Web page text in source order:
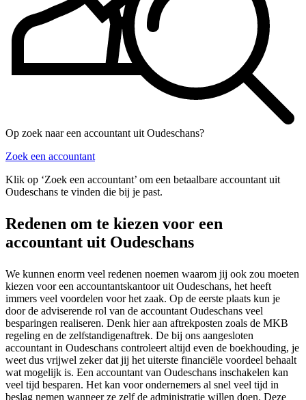
Op zoek naar een accountant uit Oudeschans?
Zoek een accountant
Klik op ‘Zoek een accountant’ om een betaalbare accountant uit
Oudeschans te vinden die bij je past.
Redenen om te kiezen voor een
accountant uit Oudeschans
We kunnen enorm veel redenen noemen waarom jij ook zou moeten
kiezen voor een accountantskantoor uit Oudeschans, het heeft
immers veel voordelen voor het zaak. Op de eerste plaats kun je
door de adviserende rol van de accountant Oudeschans veel
besparingen realiseren. Denk hier aan aftrekposten zoals de MKB
regeling en de zelfstandigenaftrek. De bij ons aangesloten
accountant in Oudeschans controleert altijd even de boekhouding, je
weet dus vrijwel zeker dat jij het uiterste financiële voordeel behaalt
wat mogelijk is. Een accountant van Oudeschans inschakelen kan
veel tijd besparen. Het kan voor ondernemers al snel veel tijd in
beslag nemen wanneer ze zelf de administratie willen doen. Deze